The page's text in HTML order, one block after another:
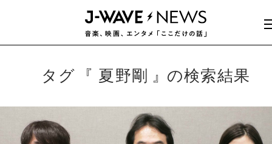
タグ 夏野剛 の検索結果